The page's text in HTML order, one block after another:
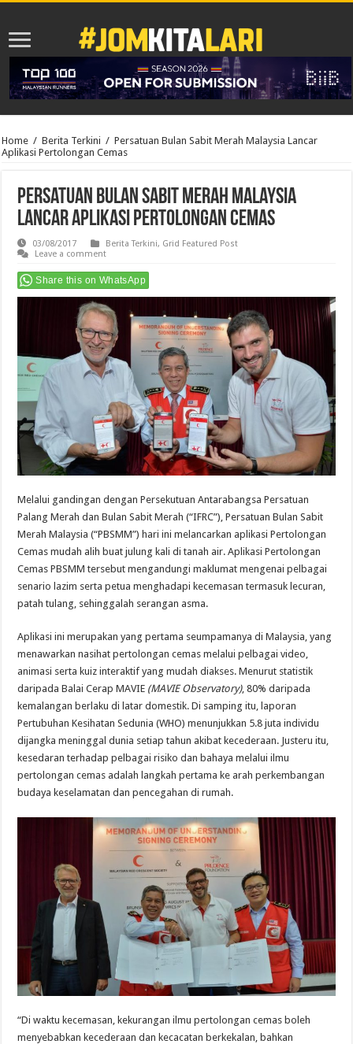
Home / Berita Terkini / Persatuan Bulan Sabit Merah Malaysia Lancar
Aplikasi Pertolongan Cemas
Persatuan Bulan Sabit Merah Malaysia
Lancar Aplikasi Pertolongan Cemas
03/08/2017 Berita Terkini, Grid Featured Post
Leave a comment
Share this on WhatsApp
Melalui gandingan dengan Persekutuan Antarabangsa Persatuan
Palang Merah dan Bulan Sabit Merah (“IFRC”), Persatuan Bulan Sabit
Merah Malaysia (“PBSMM”) hari ini melancarkan aplikasi Pertolongan
Cemas mudah alih buat julung kali di tanah air. Aplikasi Pertolongan
Cemas PBSMM tersebut mengandungi maklumat mengenai pelbagai
senario lazim serta petua menghadapi kecemasan termasuk lecuran,
patah tulang, sehinggalah serangan asma.
Aplikasi ini merupakan yang pertama seumpamanya di Malaysia, yang
menawarkan nasihat pertolongan cemas melalui pelbagai video,
animasi serta kuiz interaktif yang mudah diakses. Menurut statistik
daripada Balai Cerap MAVIE (MAVIE Observatory), 80% daripada
kemalangan berlaku di latar domestik. Di samping itu, laporan
Pertubuhan Kesihatan Sedunia (WHO) menunjukkan 5.8 juta individu
dijangka meninggal dunia setiap tahun akibat kecederaan. Justeru itu,
kesedaran terhadap pelbagai risiko dan bahaya melalui ilmu
pertolongan cemas adalah langkah pertama ke arah perkembangan
budaya keselamatan dan pencegahan di rumah.
“Di waktu kecemasan, kekurangan ilmu pertolongan cemas boleh
menyebabkan kecederaan dan kecacatan berkekalan, bahkan